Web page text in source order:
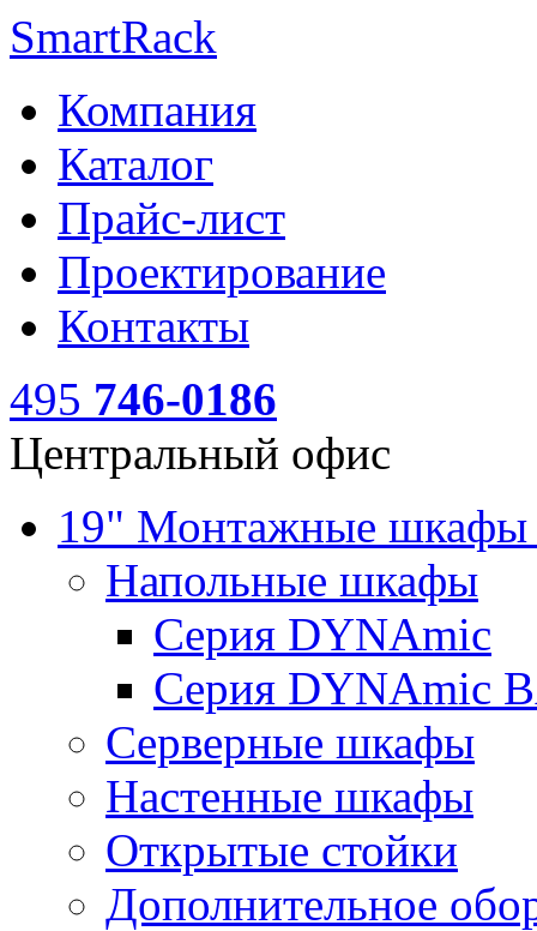
SmartRack
Компания
Каталог
Прайс-лист
Проектирование
Контакты
495 746-0186
Центральный офис
19" Монтажные
Напольные шкафы
Серия DYNAmic
Серия DYNAmic
Серверные шкафы
Настенные шкафы
Открытые стойки
Дополнительное